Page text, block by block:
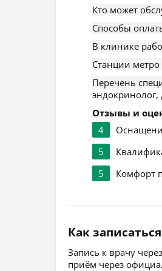
Кто может
Способы
В клинике
Станции
Перечень
эндокринолог,
Отзывы и
4
5
5
Комфорт
Как
Запись к врачу
приём через